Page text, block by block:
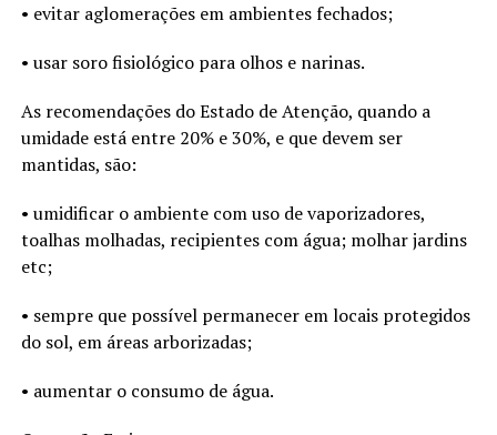
• evitar aglomerações em ambientes fechados;
• usar soro fisiológico para olhos e narinas.
As recomendações do Estado de Atenção, quando a
umidade está entre 20% e 30%, e que devem ser
mantidas, são:
• umidificar o ambiente com uso de vaporizadores,
toalhas molhadas, recipientes com água; molhar jardins
etc;
• sempre que possível permanecer em locais protegidos
do sol, em áreas arborizadas;
• aumentar o consumo de água.